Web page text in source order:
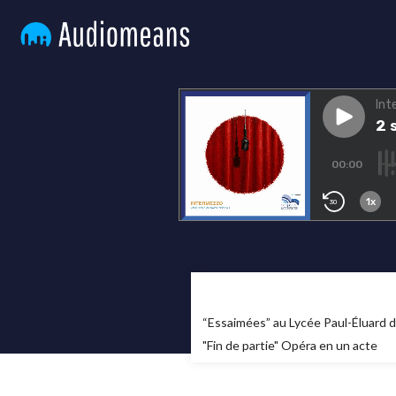
“Essaimées” au Lycée Paul-Éluard
"Fin de partie" Opéra en un acte